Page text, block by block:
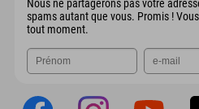
Nous ne partagerons pas votre
spams autant que vous. Promis !
tout moment.